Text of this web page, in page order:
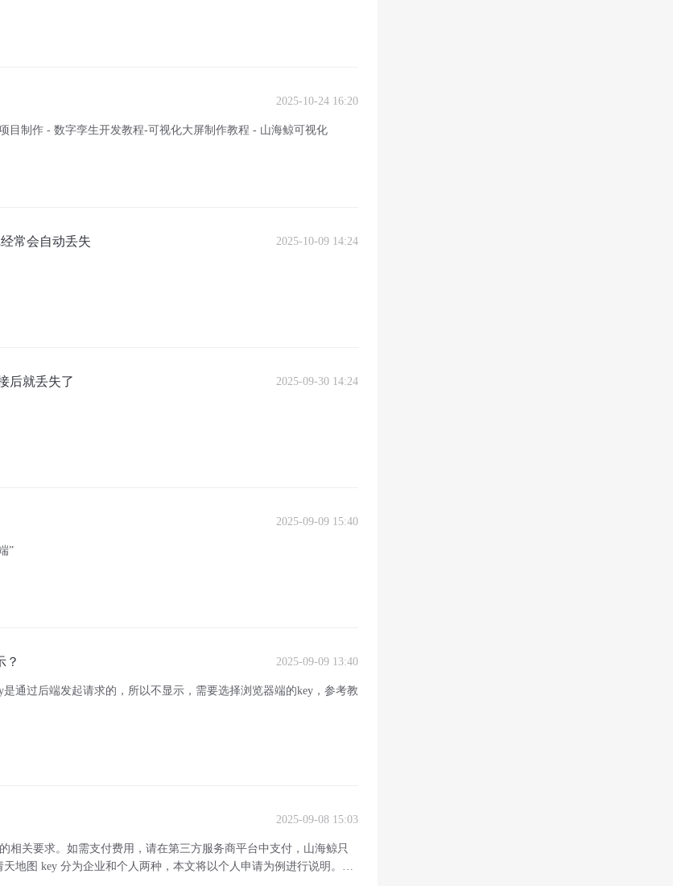
2025-10-24 16:20
目制作 - 数字孪生开发教程-可视化大屏制作教程 - 山海鲸可视化
常会自动丢失 2025-10-09 14:24
后就丢失了 2025-09-30 14:24
2025-09-09 15:40
”
？ 2025-09-09 13:40
通过后端发起请求的，所以不显示，需要选择浏览器端的key，参考教
2025-09-08 15:03
相关要求。如需支付费用，请在第三方服务商平台中支付，山海鲸只
地图 key 分为企业和个人两种，本文将以个人申请为例进行说明。1.